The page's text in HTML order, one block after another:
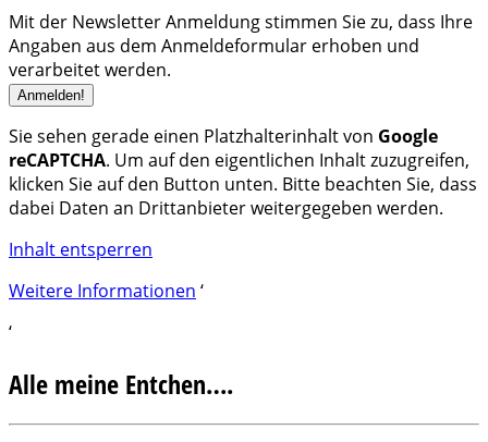
Mit der Newsletter Anmeldung stimmen Sie zu, dass Ihre
Angaben aus dem Anmeldeformular erhoben und
verarbeitet werden.
Sie sehen gerade einen Platzhalterinhalt von Google
reCAPTCHA. Um auf den eigentlichen Inhalt zuzugreifen,
klicken Sie auf den Button unten. Bitte beachten Sie, dass
dabei Daten an Drittanbieter weitergegeben werden.
Inhalt entsperren
Weitere Informationen ‘
‘
Alle meine Entchen….